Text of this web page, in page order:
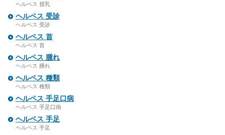
ヘルペス 授乳
ヘルペス 受診
ヘルペス 受診
ヘルペス 首
ヘルペス 首
ヘルペス 腫れ
ヘルペス 腫れ
ヘルペス 種類
ヘルペス 種類
ヘルペス 手足口病
ヘルペス 手足口病
ヘルペス 手足
ヘルペス 手足